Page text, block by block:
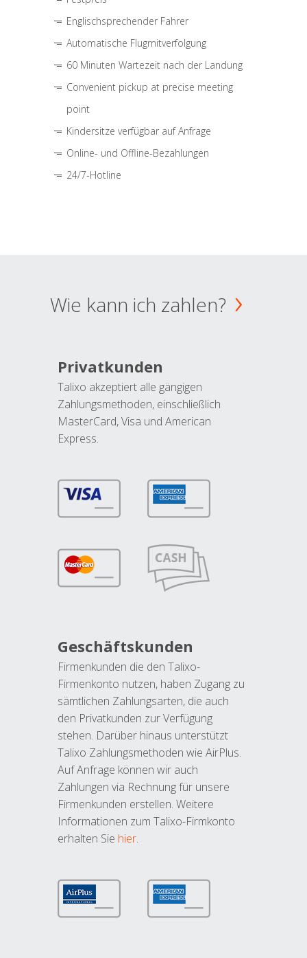
Englischsprechender Fahrer
Automatische Flugmitverfolgung
60 Minuten Wartezeit nach der Landung
Convenient pickup at precise meeting
point
Kindersitze verfügbar auf Anfrage
Online- und Offline-Bezahlungen
24/7-Hotline
Wie kann ich zahlen?
Privatkunden
Talixo akzeptiert alle gängigen
Zahlungsmethoden, einschließlich
MasterCard, Visa und American
Express.
Geschäftskunden
Firmenkunden die den Talixo-
Firmenkonto nutzen, haben Zugang zu
sämtlichen Zahlungsarten, die auch
den Privatkunden zur Verfügung
stehen. Darüber hinaus unterstützt
Talixo Zahlungsmethoden wie AirPlus.
Auf Anfrage können wir auch
Zahlungen via Rechnung für unsere
Firmenkunden erstellen. Weitere
Informationen zum Talixo-Firmkonto
erhalten Sie hier.